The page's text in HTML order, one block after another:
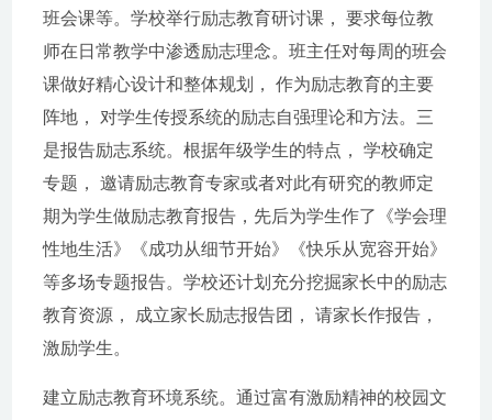
班会课等。学校举行励志教育研讨课， 要求每位教
师在日常教学中渗透励志理念。班主任对每周的班会
课做好精心设计和整体规划， 作为励志教育的主要
阵地， 对学生传授系统的励志自强理论和方法。三
是报告励志系统。根据年级学生的特点， 学校确定
专题， 邀请励志教育专家或者对此有研究的教师定
期为学生做励志教育报告，先后为学生作了《学会理
性地生活》《成功从细节开始》《快乐从宽容开始》
等多场专题报告。学校还计划充分挖掘家长中的励志
教育资源， 成立家长励志报告团， 请家长作报告，
激励学生。
建立励志教育环境系统。通过富有激励精神的校园文